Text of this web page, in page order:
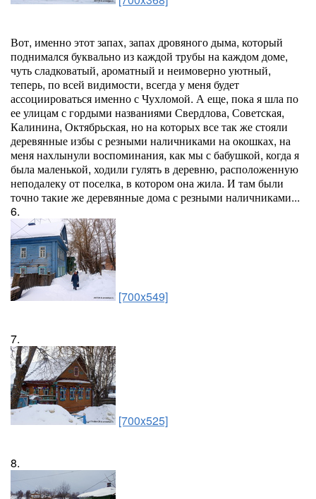
Вот, именно этот запах, запах дровяного дыма, который
поднимался буквально из каждой трубы на каждом доме,
чуть сладковатый, ароматный и неимоверно уютный,
теперь, по всей видимости, всегда у меня будет
ассоциироваться именно с Чухломой. А еще, пока я шла по
ее улицам с гордыми названиями Свердлова, Советская,
Калинина, Октябрьская, но на которых все так же стояли
деревянные избы с резными наличниками на окошках, на
меня нахлынули воспоминания, как мы с бабушкой, когда я
была маленькой, ходили гулять в деревню, расположенную
неподалеку от поселка, в котором она жила. И там были
точно такие же деревянные дома с резными наличниками...
6.
[700x549]
7.
[700x525]
8.